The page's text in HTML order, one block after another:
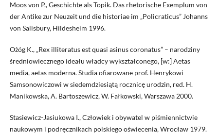
Moos von P., Geschichte als Topik. Das rhetorische Exemplum von
der Antike zur Neuzeit und die historiae im „Policraticus” Johanns
von Salisbury, Hildesheim 1996.
Ożóg K., „Rex illiteratus est quasi asinus coronatus” – narodziny
średniowiecznego ideału władcy wykształconego, [w:] Aetas
media, aetas moderna. Studia ofiarowane prof. Henrykowi
Samsonowiczowi w siedemdziesiątą rocznicę urodzin, red. H.
Manikowska, A. Bartoszewicz, W. Fałkowski, Warszawa 2000.
Stasiewicz-Jasiukowa I., Człowiek i obywatel w piśmiennictwie
naukowym i podręcznikach polskiego oświecenia, Wrocław 1979.